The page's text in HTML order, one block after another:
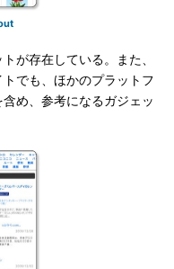
が存在している。また、
トでも、ほかのプラットフ
め、参考になるガジェッ